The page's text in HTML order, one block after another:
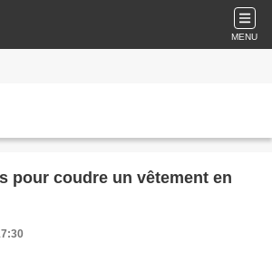
MENU
pour coudre un vêtement en